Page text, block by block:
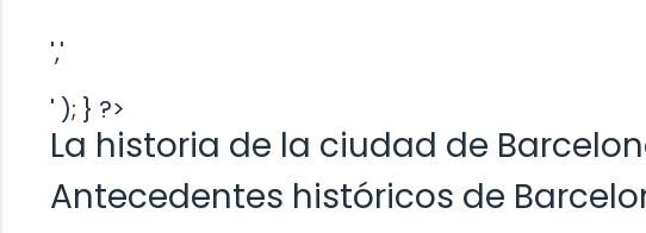
','
' ); } ?>
La historia de la ciudad de
Antecedentes históricos de